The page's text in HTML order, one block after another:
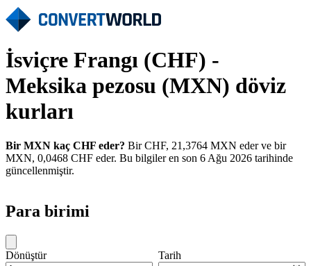
İsviçre Frangı (CHF) -
Meksika pezosu (MXN) döviz
kurları
Bir MXN kaç CHF eder? Bir CHF, 21,3764 MXN eder ve bir
MXN, 0,0468 CHF eder. Bu bilgiler en son 6 Ağu 2026 tarihinde
güncellenmiştir.
Para birimi
Dönüştür Tarih